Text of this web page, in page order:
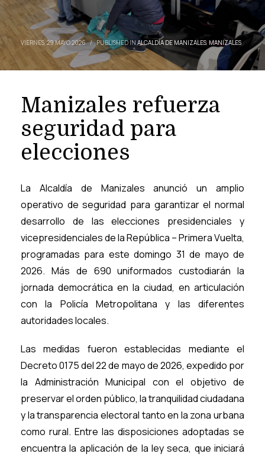
VIERNES, 29 MAYO 2026 / PUBLISHED INALCALDÍA DE MANIZALES,MANIZALES
Manizales refuerza
seguridad para
elecciones
La Alcaldía de Manizales anunció un amplio
operativo de seguridad para garantizar el normal
desarrollo de las elecciones presidenciales y
vicepresidenciales de la República – Primera Vuelta,
programadas para este domingo 31 de mayo de
2026. Más de 690 uniformados custodiarán la
jornada democrática en la ciudad, en articulación
con la Policía Metropolitana y las diferentes
autoridades locales.
Las medidas fueron establecidas mediante el
Decreto 0175 del 22 de mayo de 2026, expedido por
la Administración Municipal con el objetivo de
preservar el orden público, la tranquilidad ciudadana
y la transparencia electoral tanto en la zona urbana
como rural. Entre las disposiciones adoptadas se
encuentra la aplicación de la ley seca, que iniciará